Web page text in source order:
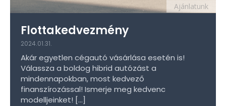
Ajánlatunk
Flottakedvezmény
2024.01.31.
Akár egyetlen cégautó vásárlása esetén is!
Válassza a boldog hibrid autózást a
mindennapokban, most kedvező
finanszírozással! Ismerje meg kedvenc
modelljeinket! […]